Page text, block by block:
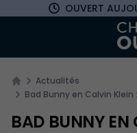
OUVERT
Actualités
Bad Bunny en Calvin
BAD BUNNY EN